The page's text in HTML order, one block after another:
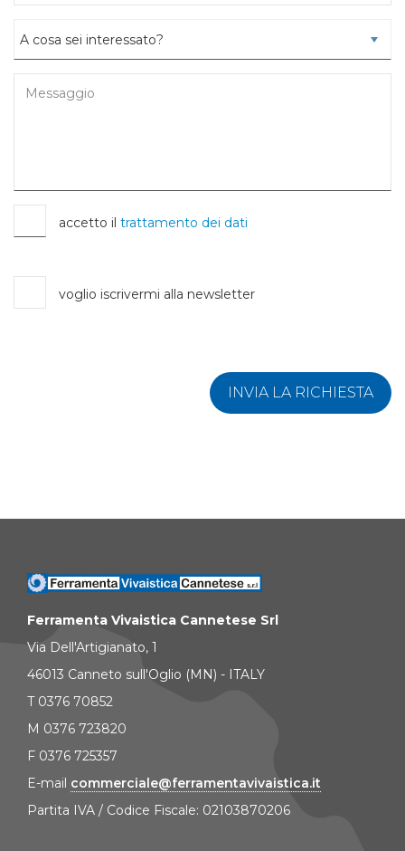
accetto il trattamento dei dati
voglio iscrivermi alla newsletter
INVIA LA RICHIESTA
Ferramenta Vivaistica Cannetese Srl
Via Dell'Artigianato, 1
46013 Canneto sull'Oglio (MN) - ITALY
T 0376 70852
M 0376 723820
F 0376 725357
E-mail commerciale@ferramentavivaistica.it
Partita IVA / Codice Fiscale: 02103870206